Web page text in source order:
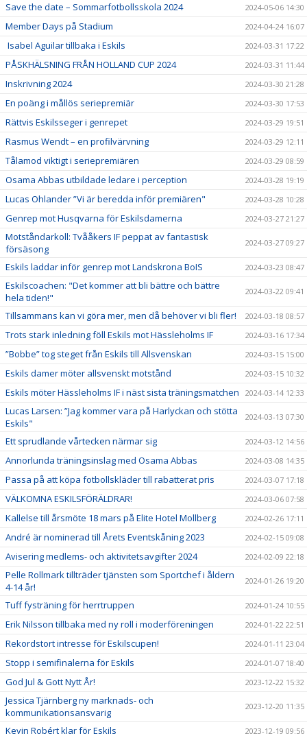
Save the date – Sommarfotbollsskola 2024 2024-05-06 14:30
Member Days på Stadium 2024-04-24 16:07
Isabel Aguilar tillbaka i Eskils 2024-03-31 17:22
PÅSKHÄLSNING FRÅN HOLLAND CUP 2024 2024-03-31 11:44
Inskrivning 2024 2024-03-30 21:28
En poäng i mållös seriepremiär 2024-03-30 17:53
Rättvis Eskilsseger i genrepet 2024-03-29 19:51
Rasmus Wendt – en profilvärvning 2024-03-29 12:11
Tålamod viktigt i seriepremiären 2024-03-29 08:59
Osama Abbas utbildade ledare i perception 2024-03-28 19:19
Lucas Ohlander ”Vi är beredda inför premiären" 2024-03-28 10:28
Genrep mot Husqvarna för Eskilsdamerna 2024-03-27 21:27
Motståndarkoll: Tvååkers IF peppat av fantastisk
försäsong
2024-03-27 09:27
Eskils laddar inför genrep mot Landskrona BoIS 2024-03-23 08:47
Eskilscoachen: "Det kommer att bli bättre och bättre
hela tiden!"
2024-03-22 09:41
Tillsammans kan vi göra mer, men då behöver vi bli fler! 2024-03-18 08:57
Trots stark inledning föll Eskils mot Hässleholms IF 2024-03-16 17:34
”Bobbe” tog steget från Eskils till Allsvenskan 2024-03-15 15:00
Eskils damer möter allsvenskt motstånd 2024-03-15 10:32
Eskils möter Hässleholms IF i näst sista träningsmatchen 2024-03-14 12:33
Lucas Larsen: ”Jag kommer vara på Harlyckan och stötta
Eskils"
2024-03-13 07:30
Ett sprudlande vårtecken närmar sig 2024-03-12 14:56
Annorlunda träningsinslag med Osama Abbas 2024-03-08 14:35
Passa på att köpa fotbollskläder till rabatterat pris 2024-03-07 17:18
VÄLKOMNA ESKILSFÖRÄLDRAR! 2024-03-06 07:58
Kallelse till årsmöte 18 mars på Elite Hotel Mollberg 2024-02-26 17:11
André är nominerad till Årets Eventskåning 2023 2024-02-15 09:08
Avisering medlems- och aktivitetsavgifter 2024 2024-02-09 22:18
Pelle Rollmark tillträder tjänsten som Sportchef i åldern
4-14 år!
2024-01-26 19:20
Tuff fysträning för herrtruppen 2024-01-24 10:55
Erik Nilsson tillbaka med ny roll i moderföreningen 2024-01-22 22:51
Rekordstort intresse för Eskilscupen! 2024-01-11 23:04
Stopp i semifinalerna för Eskils 2024-01-07 18:40
God Jul & Gott Nytt År! 2023-12-22 15:32
Jessica Tjärnberg ny marknads- och
kommunikationsansvarig
2023-12-20 11:35
Kevin Robért klar för Eskils 2023-12-19 09:56